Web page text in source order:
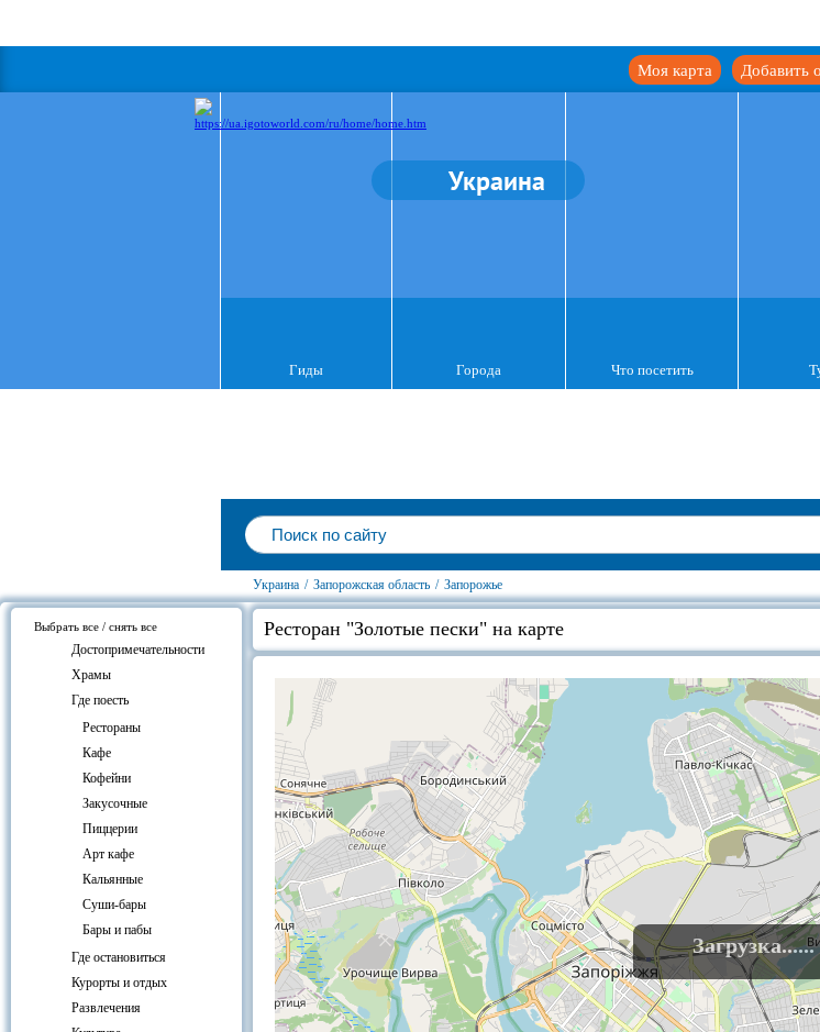
Добавить
Моя карта
Украина
Гиды Города Что посетить
Украина / Запорожская область / Запорожье
Выбрать все / снять все
Достопримечательности
Храмы
Где поесть
Рестораны
Кафе
Кофейни
Закусочные
Пиццерии
Арт кафе
Кальянные
Суши-бары
Бары и пабы
Где остановиться
Курорты и отдых
Развлечения
Ресторан "Золотые пески" на карте
Загрузка......